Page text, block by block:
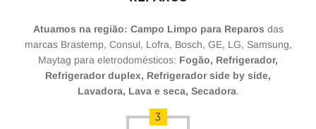
Atuamos na região: Campo Limpo para Reparos das
marcas Brastemp, Consul, Lofra, Bosch, GE, LG, Samsung,
Maytag para eletrodomésticos: Fogão, Refrigerador,
Refrigerador duplex, Refrigerador side by side,
Lavadora, Lava e seca, Secadora.
3